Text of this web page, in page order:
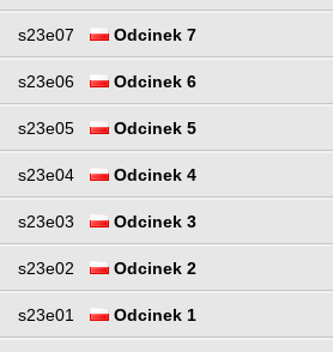
s23e07 Odcinek 7
s23e06 Odcinek 6
s23e05 Odcinek 5
s23e04 Odcinek 4
s23e03 Odcinek 3
s23e02 Odcinek 2
s23e01 Odcinek 1